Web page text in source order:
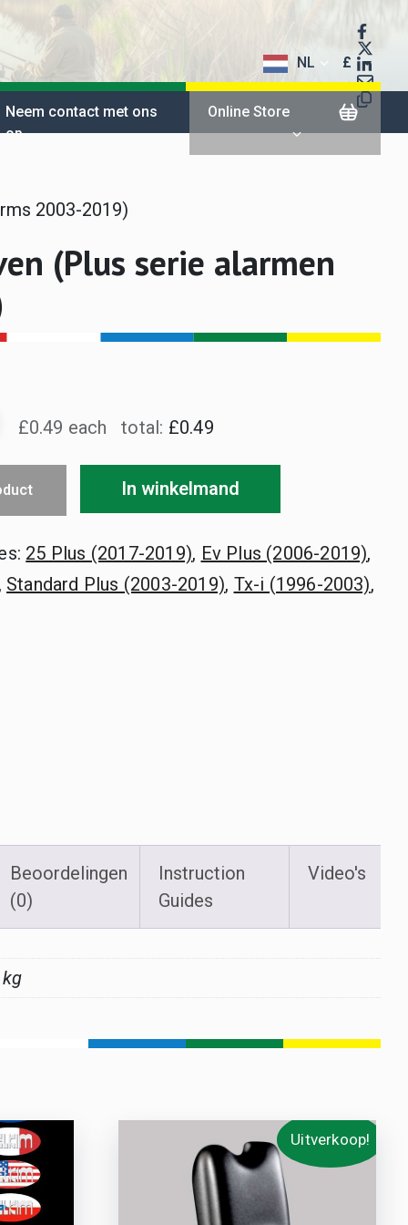
Neem contact met ons
op
Online Store
NL £
€
2003-2019)
(Plus serie alarmen
£0.49 each total: £0.49
In winkelmand
25 Plus (2017-2019), Ev Plus (2006-2019),
, Standard Plus (2003-2019), Tx-i (1996-2003),
Beoordelingen
(0)
Instruction
Guides
Video's
Uitverkoop!